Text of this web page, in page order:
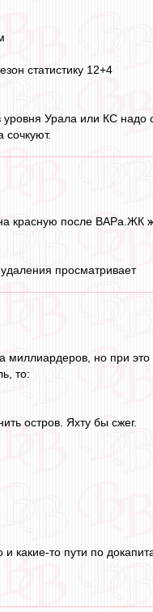
статистику 12+4
Урала или КС
красную после ВАРа.ЖК
просматривает
миллиардеров, но при
то:
остров. Яхту бы сжег.
то пути по